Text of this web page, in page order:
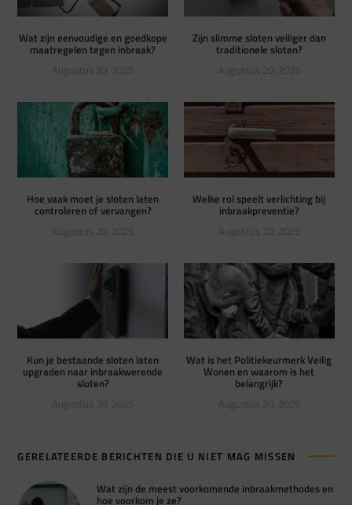
Wat zijn eenvoudige en goedkope
maatregelen tegen inbraak?
Augustus 20, 2025
Zijn slimme sloten veiliger dan
traditionele sloten?
Augustus 20, 2025
Hoe vaak moet je sloten laten
controleren of vervangen?
Augustus 20, 2025
Welke rol speelt verlichting bij
inbraakpreventie?
Augustus 20, 2025
Kun je bestaande sloten laten
upgraden naar inbraakwerende
sloten?
Augustus 20, 2025
Wat is het Politiekeurmerk Veilig
Wonen en waarom is het
belangrijk?
Augustus 20, 2025
GERELATEERDE BERICHTEN DIE U NIET MAG MISSEN
Wat zijn de meest voorkomende inbraakmethodes en
hoe voorkom je ze?